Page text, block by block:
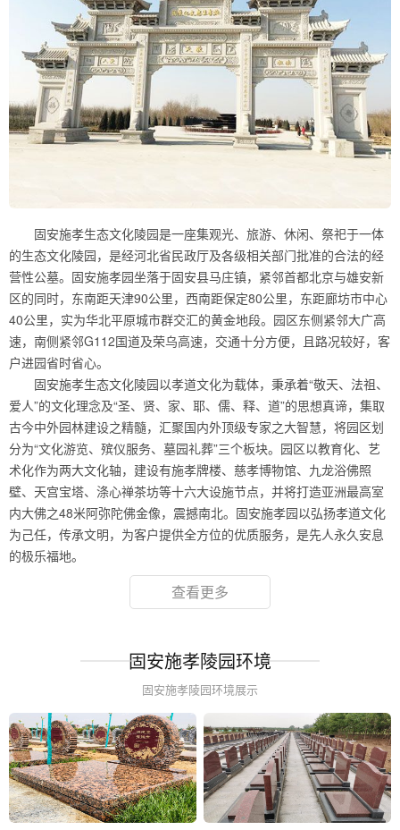
固安施孝生态文化陵园是一座集观光、旅游、休闲、祭祀于一体
的生态文化陵园，是经河北省民政厅及各级相关部门批准的合法的经
营性公墓。固安施孝园坐落于固安县马庄镇，紧邻首都北京与雄安新
区的同时，东南距天津90公里，西南距保定80公里，东距廊坊市中心
40公里，实为华北平原城市群交汇的黄金地段。园区东侧紧邻大广高
速，南侧紧邻G112国道及荣乌高速，交通十分方便，且路况较好，客
户进园省时省心。
固安施孝生态文化陵园以孝道文化为载体，秉承着“敬天、法祖、
爱人”的文化理念及“圣、贤、家、耶、儒、释、道”的思想真谛，集取
古今中外园林建设之精髓，汇聚国内外顶级专家之大智慧，将园区划
分为“文化游览、殡仪服务、墓园礼葬”三个板块。园区以教育化、艺
术化作为两大文化轴，建设有施孝牌楼、慈孝博物馆、九龙浴佛照
壁、天宫宝塔、涤心禅茶坊等十六大设施节点，并将打造亚洲最高室
内大佛之48米阿弥陀佛金像，震撼南北。固安施孝园以弘扬孝道文化
为己任，传承文明，为客户提供全方位的优质服务，是先人永久安息
的极乐福地。
查看更多
固安施孝陵园环境
固安施孝陵园环境展示